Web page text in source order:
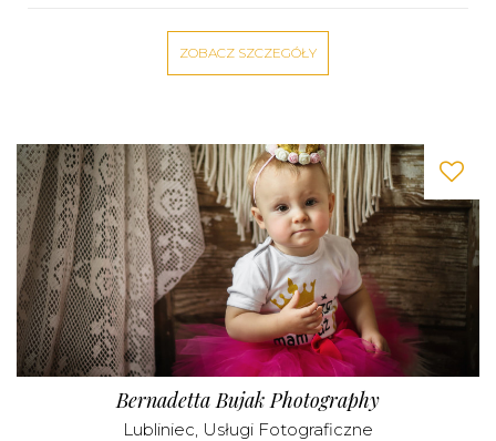
ZOBACZ SZCZEGÓŁY
Bernadetta Bujak Photography
Lubliniec, Usługi Fotograficzne